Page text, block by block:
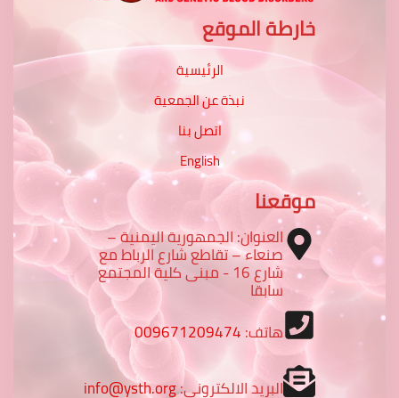
خارطة الموقع
الرئيسية
نبذة عن الجمعية
اتصل بنا
English
موقعنا
العنوان: الجمهورية اليمنية –
صنعاء – تقاطع شارع الرباط مع
شارع 16 - مبنى كلية المجتمع
سابقا
هاتف:009671209474
البريد الالكتروني:info@ysth.org